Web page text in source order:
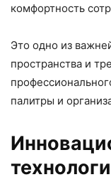
комфортность
Это одно из
пространства и
палитры и